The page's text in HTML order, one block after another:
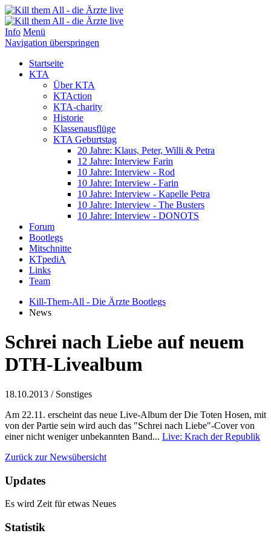
Info Menü
Navigation überspringen
Startseite
KTA
Über KTA
KTAction
KTA-charity
Historie
Klassenausflüge
KTA Geburtstag
20 Jahre: Klaus, Peter, Willi & Petra
12 Jahre: Interview Farin
10 Jahre: Interview - Rod
10 Jahre: Interview - Farin
10 Jahre: Interview - Kapelle Petra
10 Jahre: Interview - The Busters
10 Jahre: Interview - DONOTS
Forum
Bootlegs
Mitschnitte
KTpediA
Links
Team
Kill-Them-All - Die Ärzte Bootlegs
News
Schrei nach Liebe auf neuem
DTH-Livealbum
18.10.2013 / Sonstiges
Am 22.11. erscheint das neue Live-Album der Die Toten Hosen, mit
von der Partie sein wird auch das "Schrei nach Liebe"-Cover von
einer nicht weniger unbekannten Band... Live: Krach der Republik
Zurück zur Newsübersicht
Updates
Es wird Zeit für etwas Neues
Statistik